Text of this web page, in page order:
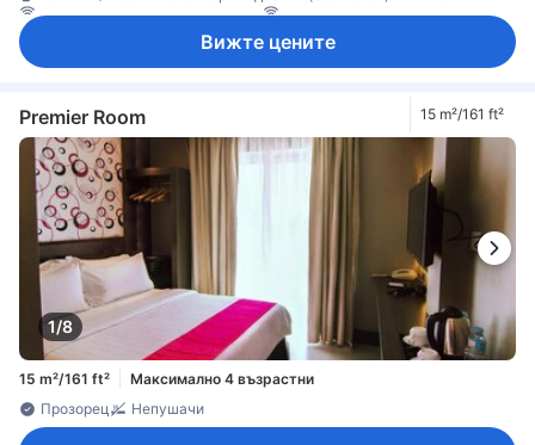
Достъп до интернет (безжичен)
ЛАН Интернет достъп (платен)
Телевизор с плосък екран
Телефон
Адаптор
Безплатна минерална вода
Ежедневно почистване
Големи легла с дължина над 2 метра
Кофи за боклук
Под с плочки/мрамор
Прозорец
Гардеробна
Стойка за дрехи
Съоръжения за гладене
Детектор за дим
Достъпно чрез асансьор
Непушачи
Сейф в стаята
Функция за защита/сигурност
Шкафче с ключ
Вижте цените
Premier Room 15 m²/161 ft²
1/8
15 m²/161 ft²
Максимално 4 възрастни
Прозорец
Непушачи